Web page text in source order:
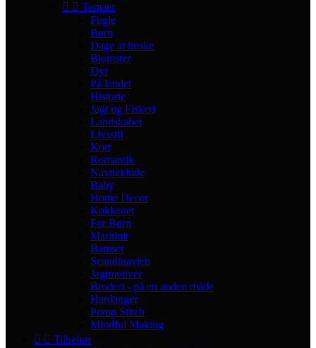
  Temaer
Fugle
Børn
Dage at huske
Blomster
Dyr
På landet
Historie
Jagt og Fiskeri
Landskabet
Livsstil
Kort
Romantik
Navneklude
Baby
Home Decor
Køkkenet
For Børn
Maritimt
Bamser
Scandinavien
Jagtmotiver
Broderi - på en anden måde
Hardanger
Pomp Stitch
Mindful Making
  Tilbehør